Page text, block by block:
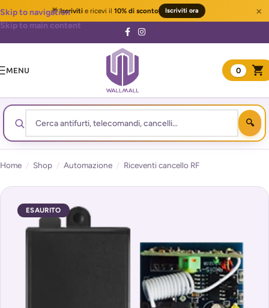
🎁Iscrivitie ricevi il 10% di sconto Iscriviti ora ×
Skip to navigation
Skip to main content
MENU 0
Home / Shop / Automazione / Riceventi cancello RF
ESAURITO